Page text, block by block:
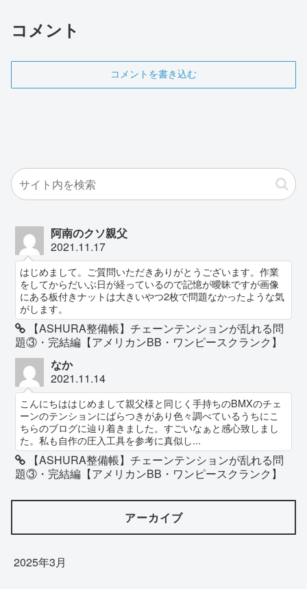
コメント
コメントを書き込む
阿南のクソ親父
2021.11.17
はじめまして。ご質問いただきありがとうございます。作業
をしてからだいぶ日が経っているので記憶が曖昧ですが画像
にある板付きナットは大きいやつ2枚で問題なかったような気
がします。
【ASHURA整備帳】チェーンテンションが乱れる問
題③・完結編【アメリカンBB・ワンピースクランク】
なか
2021.11.14
こんにちははじめまして親父様と同じく手持ちのBMXのチェ
ーンのテンションにばらつきがあり色々調べているうちにこ
ちらのブログに辿り着きました。すごいなぁと感心致しまし
た。私も自作の圧入工具を参考に真似し...
【ASHURA整備帳】チェーンテンションが乱れる問
題③・完結編【アメリカンBB・ワンピースクランク】
アーカイブ
2025年3月